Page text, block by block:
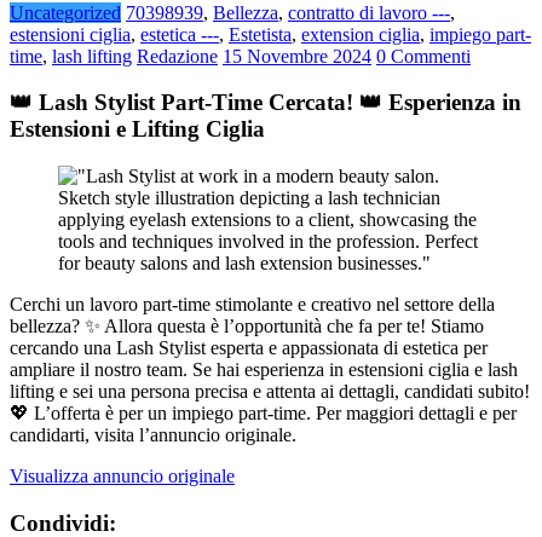
Uncategorized 70398939, Bellezza, contratto di lavoro ---,
estensioni ciglia, estetica ---, Estetista, extension ciglia, impiego part-
time, lash lifting Redazione 15 Novembre 2024 0 Commenti
👑 Lash Stylist Part-Time Cercata! 👑 Esperienza in
Estensioni e Lifting Ciglia
Cerchi un lavoro part-time stimolante e creativo nel settore della
bellezza? ✨ Allora questa è l’opportunità che fa per te! Stiamo
cercando una Lash Stylist esperta e appassionata di estetica per
ampliare il nostro team. Se hai esperienza in estensioni ciglia e lash
lifting e sei una persona precisa e attenta ai dettagli, candidati subito!
💖 L’offerta è per un impiego part-time. Per maggiori dettagli e per
candidarti, visita l’annuncio originale.
Visualizza annuncio originale
Condividi: